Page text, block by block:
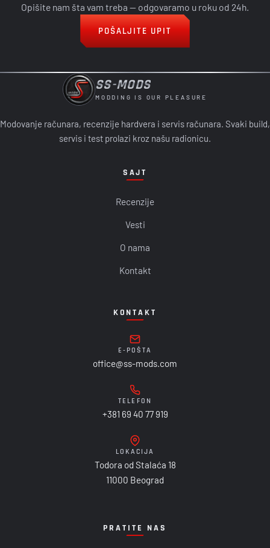
Opišite nam šta vam treba — odgovaramo u roku od 24h.
POŠALJITE UPIT
SS-MODS
MODDING IS OUR PLEASURE
Modovanje računara, recenzije hardvera i servis računara. Svaki build,
servis i test prolazi kroz našu radionicu.
SAJT
Recenzije
Vesti
O nama
Kontakt
KONTAKT
E-POŠTA
office@ss-mods.com
TELEFON
+381 69 40 77 919
LOKACIJA
Todora od Stalaća 18
11000 Beograd
PRATITE NAS